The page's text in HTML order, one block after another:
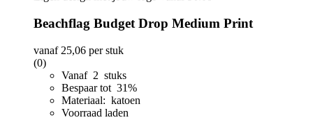
Beachflag Budget Drop Medium Print
vanaf 25,06 per stuk
(0)
Vanaf 2 stuks
Bespaar tot 31%
Materiaal: katoen
Voorraad laden